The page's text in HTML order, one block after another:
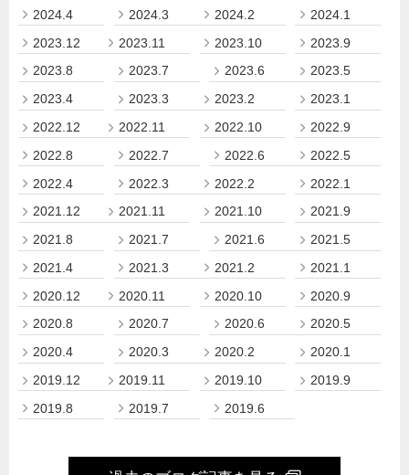
2024.4
2024.3 2024.2
2024.1
2023.12
2023.11 2023.10
2023.9
2023.8
2023.7 2023.6
2023.5
2023.4
2023.3 2023.2
2023.1
2022.12
2022.11 2022.10
2022.9
2022.8
2022.7 2022.6
2022.5
2022.4
2022.3 2022.2
2022.1
2021.12
2021.11 2021.10
2021.9
2021.8
2021.7 2021.6
2021.5
2021.4
2021.3 2021.2
2021.1
2020.12
2020.11 2020.10
2020.9
2020.8
2020.7 2020.6
2020.5
2020.4
2020.3 2020.2
2020.1
2019.12
2019.11 2019.10
2019.9
2019.8
2019.7 2019.6